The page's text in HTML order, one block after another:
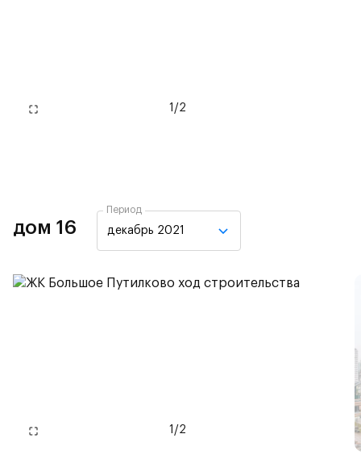
1 /2
дом 16
Период
декабрь 2021
1 /2